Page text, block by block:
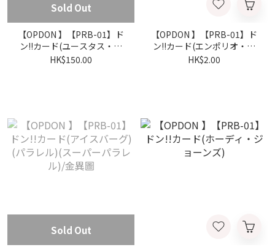
Sold Out
【OPDON 】【PRB-01】ド
ン!!カード(ユースタス・キ
ッド)(パラレル)(スーパーパ
HK$150.00
【OPDON 】【PRB-01】ド
ン!!カード(エンポリオ・イ
ワンコフ)
HK$2.00
Sold Out